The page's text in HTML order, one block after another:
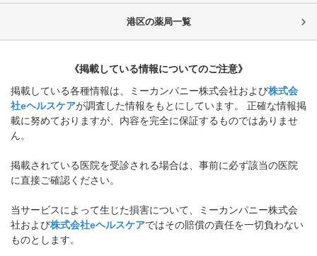
港区の薬局一覧
《掲載している情報についてのご注意》
掲載している各種情報は、ミーカンパニー株式会社および株式会
社eヘルスケアが調査した情報をもとにしています。 正確な情報掲
載に努めておりますが、内容を完全に保証するものではありませ
ん。
掲載されている医院を受診される場合は、事前に必ず該当の医院
に直接ご確認ください。
当サービスによって生じた損害について、ミーカンパニー株式会
社および株式会社eヘルスケアではその賠償の責任を一切負わない
ものとします。